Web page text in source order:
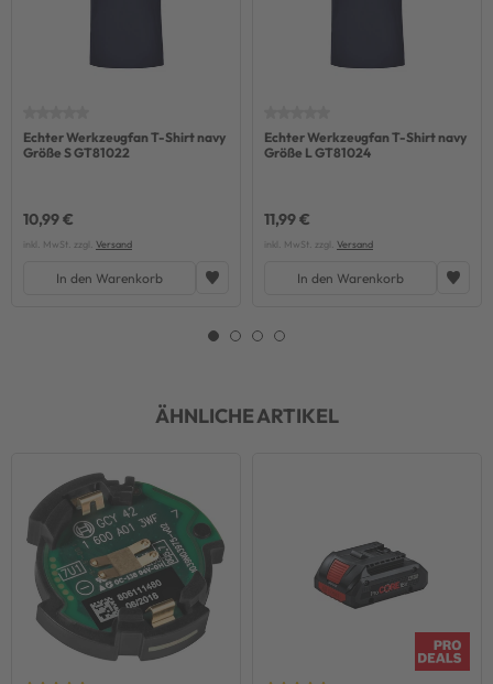
Echter Werkzeugfan T-Shirt navy
Größe S GT81022
10,99 €
inkl. MwSt. zzgl. Versand
In den Warenkorb
Echter Werkzeugfan T-Shirt navy
Größe L GT81024
11,99 €
inkl. MwSt. zzgl. Versand
In den Warenkorb
ÄHNLICHE ARTIKEL